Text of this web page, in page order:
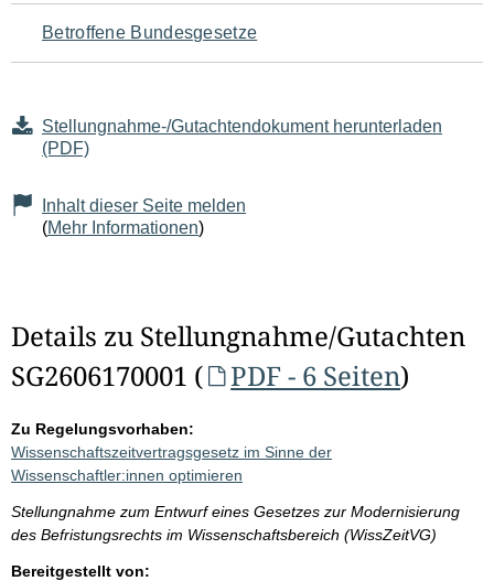
Betroffene Bundesgesetze
Stellungnahme-/Gutachtendokument herunterladen
(PDF)
Inhalt dieser Seite melden
(Mehr Informationen)
Details zu Stellungnahme/Gutachten
SG2606170001 (
PDF - 6 Seiten)
Zu Regelungsvorhaben:
Wissenschaftszeitvertragsgesetz im Sinne der
Wissenschaftler:innen optimieren
Stellungnahme zum Entwurf eines Gesetzes zur Modernisierung
des Befristungsrechts im Wissenschaftsbereich (WissZeitVG)
Bereitgestellt von: